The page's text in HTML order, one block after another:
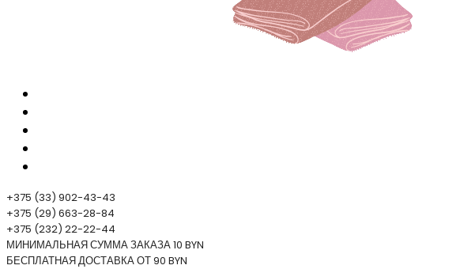
+375 (33) 902-43-43
+375 (29) 663-28-84
+375 (232) 22-22-44
МИНИМАЛЬНАЯ СУММА ЗАКАЗА 10 BYN
БЕСПЛАТНАЯ ДОСТАВКА ОТ 90 BYN